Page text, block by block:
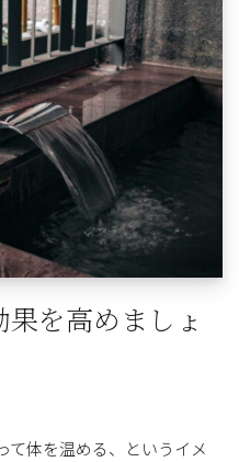
を高めましょ
て体を温める、というイメ